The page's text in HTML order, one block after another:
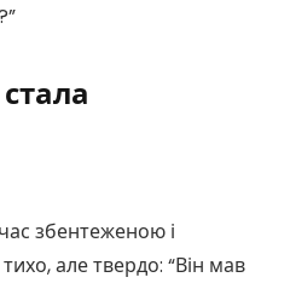
збентеженою і
але твердо: “Він мав